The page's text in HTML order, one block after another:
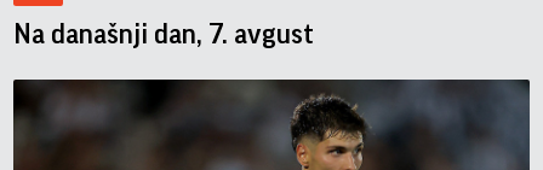
Na današnji dan, 7. avgust